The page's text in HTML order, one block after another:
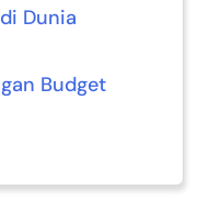
Dunia
Budget